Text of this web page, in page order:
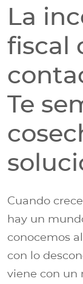
La
fiscal
Te
Cuando
hay un
conocemos
con lo
viene con un